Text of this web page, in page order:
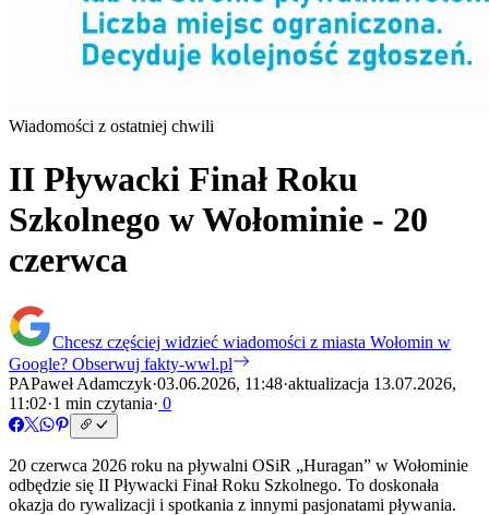
Wiadomości z ostatniej chwili
II Pływacki Finał Roku
Szkolnego w Wołominie - 20
czerwca
Chcesz częściej widzieć wiadomości z miasta Wołomin w
Google? Obserwuj fakty-wwl.pl
PAPaweł Adamczyk·03.06.2026, 11:48·aktualizacja 13.07.2026,
11:02·1 min czytania· 0
20 czerwca 2026 roku na pływalni OSiR „Huragan” w Wołominie
odbędzie się II Pływacki Finał Roku Szkolnego. To doskonała
okazja do rywalizacji i spotkania z innymi pasjonatami pływania.